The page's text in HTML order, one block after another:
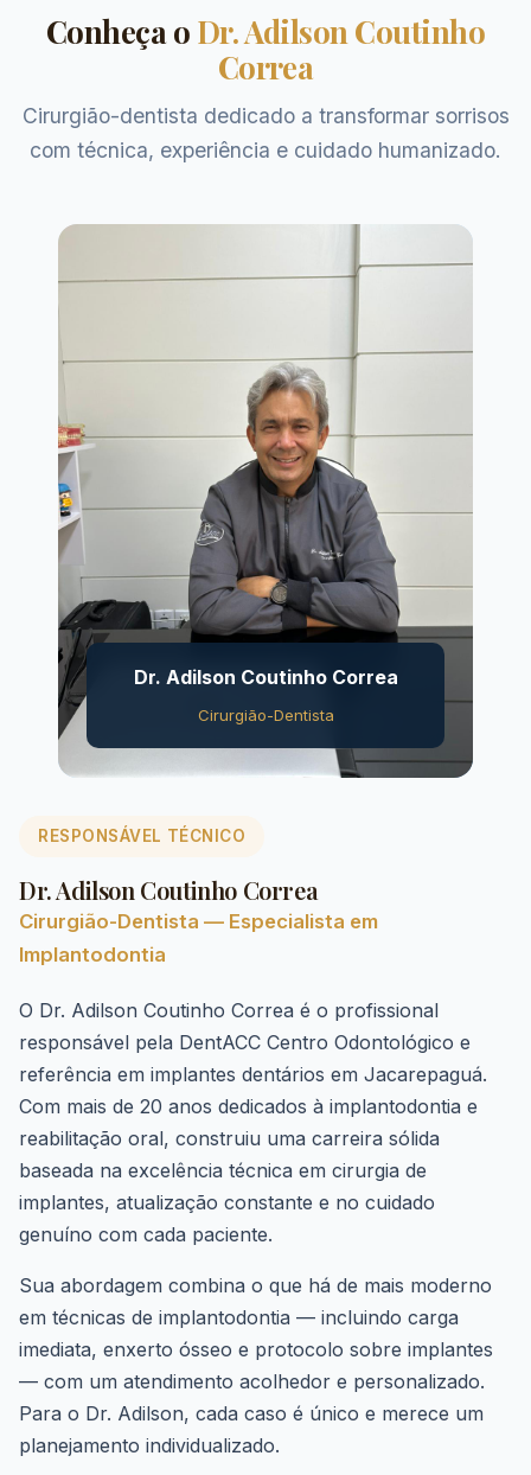
Conheça o Dr. Adilson Coutinho
Correa
Cirurgião-dentista dedicado a transformar sorrisos
com técnica, experiência e cuidado humanizado.
Dr. Adilson Coutinho Correa
Cirurgião-Dentista
RESPONSÁVEL TÉCNICO
Dr. Adilson Coutinho Correa
Cirurgião-Dentista — Especialista em
Implantodontia
O Dr. Adilson Coutinho Correa é o profissional
responsável pela DentACC Centro Odontológico e
referência em implantes dentários em Jacarepaguá.
Com mais de 20 anos dedicados à implantodontia e
reabilitação oral, construiu uma carreira sólida
baseada na excelência técnica em cirurgia de
implantes, atualização constante e no cuidado
genuíno com cada paciente.
Sua abordagem combina o que há de mais moderno
em técnicas de implantodontia — incluindo carga
imediata, enxerto ósseo e protocolo sobre implantes
— com um atendimento acolhedor e personalizado.
Para o Dr. Adilson, cada caso é único e merece um
planejamento individualizado.